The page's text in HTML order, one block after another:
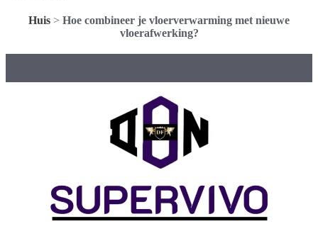
Huis > Hoe combineer je vloerverwarming met nieuwe
vloerafwerking?